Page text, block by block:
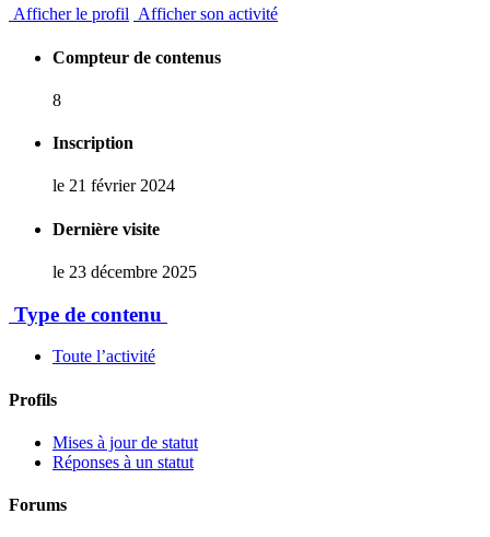
Afficher le profil Afficher son activité
Compteur de contenus
8
Inscription
le 21 février 2024
Dernière visite
le 23 décembre 2025
Type de contenu
Toute l’activité
Profils
Mises à jour de statut
Réponses à un statut
Forums